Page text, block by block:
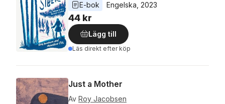
E-bok
Engelska 2023
44 kr
Lägg till
Läs direkt efter köp
Just a Mother
Av Roy Jacobsen